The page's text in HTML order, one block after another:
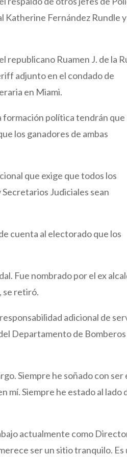
Katherine Fernández Rundle y
Ruamen J. de la
adjunto en el condado de
en Miami.
formación política tendrán que
los ganadores de ambas
que exige que todos los
Judiciales sean
cuenta al electorado que los
Fue nombrado por el ex
se retiró.
adicional de
Departamento de Bomberos
Siempre he soñado con ser
mí. Siempre he estado al lado
actualmente como
ser un sitio tranquilo. Es